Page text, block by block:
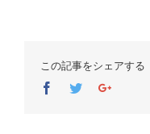
この記事をシェアする
Facebook
TwitterGoogle+